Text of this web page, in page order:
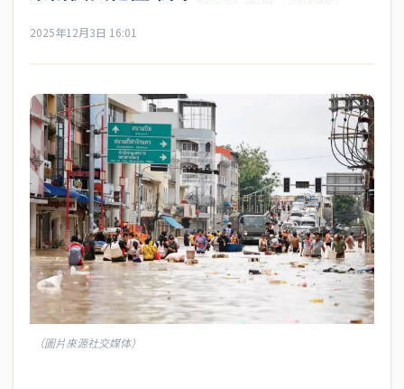
2025年12月3日 16:01
（圖片來源社交媒体）